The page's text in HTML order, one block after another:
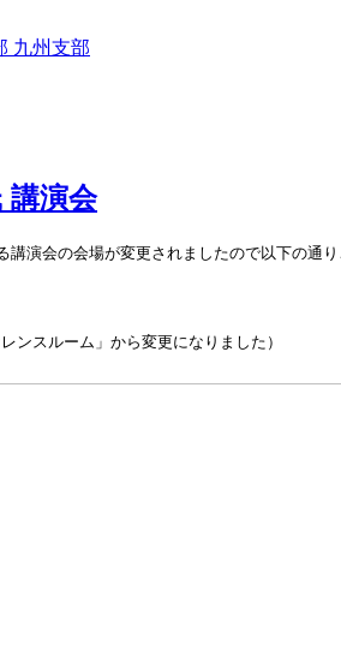
九州支部
講演会
演会の会場が変更されましたので以下の通り
ンスルーム」から変更になりました）